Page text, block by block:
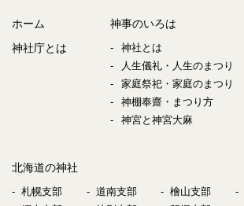
ホーム
神社庁とは
神事のいろは
神社とは
人生儀礼・人生のまつり
家庭祭祀・家庭のまつり
神棚奉齋・まつり方
神宮と神宮大麻
北海道の神社
札幌支部 道南支部 檜山支部